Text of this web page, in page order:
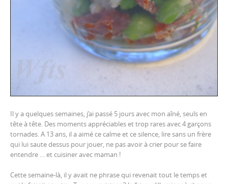
Il y a quelques semaines, j’ai passé 5 jours avec mon aîné, seuls en
tête à tête. Des moments appréciables et trop rares avec 4 garçons
tornades. A 13 ans, il a aimé ce calme et ce silence, lire sans un frère
qui lui saute dessus pour jouer, ne pas avoir à crier pour se faire
entendre … et cuisiner avec maman !
Cette semaine-là, il y avait ne phrase qui revenait tout le temps et